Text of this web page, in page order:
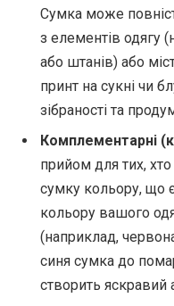
Сумка може
з елементів одягу
або штанів) або
принт на сукні чи
зібраності та
Комплементарні
прийом для тих, хто
сумку кольору, що
кольору вашого
(наприклад,
синя сумка до
створить яскравий